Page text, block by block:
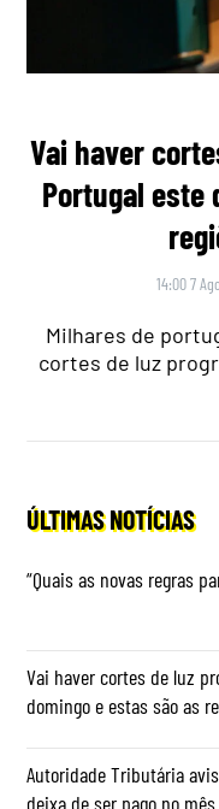
Vai haver
Portugal este
14:00 7
Milhares de
cortes de luz
ÚLTIMAS NOTÍCIAS
“Quais as novas regras
Vai haver cortes de luz
domingo e estas são as
Autoridade Tributária
deixa de ser pago no